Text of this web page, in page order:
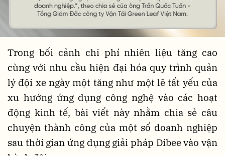
Trong bối cảnh chi phí nhiên liệu tăng cao
cùng với nhu cầu hiện đại hóa quy trình quản
lý đội xe ngày một tăng như một lẽ tất yếu của
xu hướng ứng dụng công nghệ vào các hoạt
động kinh tế, bài viết này nhằm chia sẻ câu
chuyện thành công của một số doanh nghiệp
sau thời gian ứng dụng giải pháp Dibee vào vận